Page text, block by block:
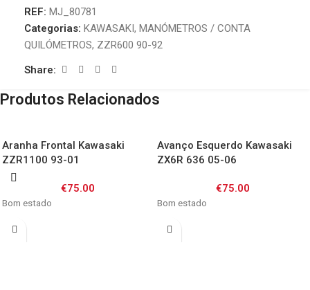
REF: MJ_80781
Categorias: KAWASAKI, MANÓMETROS / CONTA
QUILÓMETROS, ZZR600 90-92
Share:
Produtos Relacionados
Aranha Frontal Kawasaki
ZZR1100 93-01
€75.00
Bom estado
Avanço Esquerdo Kawasaki
ZX6R 636 05-06
€75.00
Bom estado